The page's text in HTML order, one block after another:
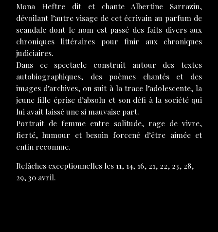
Mona Heftre dit et chante Albertine Sarrazin,
dévoilant l’autre visage de cet écrivain au parfum de
scandale dont le nom est passé des faits divers aux
chroniques littéraires pour finir aux chroniques
judiciaires.
Dans ce spectacle construit autour des textes
autobiographiques, des poèmes chantés et des
images d’archives, on suit à la trace l’adolescente, la
jeune fille éprise d’absolu et son défi à la société qui
lui avait laissé une si mauvaise part.
Portrait de femme entre solitude, rage de vivre,
fierté, humour et besoin forcené d’être aimée et
enfin reconnue.
Relâches exceptionnelles les 11, 14, 16, 21, 22, 23, 28,
29, 30 avril.